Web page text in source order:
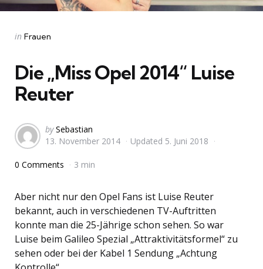
Categories
Posted
in Frauen
Die „Miss Opel 2014“ Luise
Reuter
Posted
by
by Sebastian
13. November 2014
Updated 5. Juni 2018
0 Comments 3 min
Aber nicht nur den Opel Fans ist Luise Reuter
bekannt, auch in verschiedenen TV-Auftritten
konnte man die 25-Jährige schon sehen. So war
Luise beim Galileo Spezial „Attraktivitätsformel“ zu
sehen oder bei der Kabel 1 Sendung „Achtung